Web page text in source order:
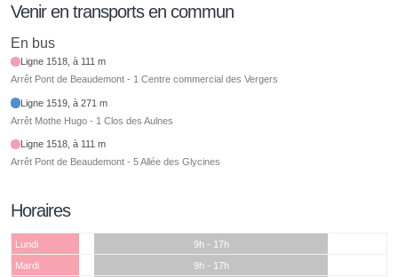
Venir en transports en commun
En bus
Ligne 1518, à 111 m
Arrêt Pont de Beaudemont - 1 Centre commercial des Vergers
Ligne 1519, à 271 m
Arrêt Mothe Hugo - 1 Clos des Aulnes
Ligne 1518, à 111 m
Arrêt Pont de Beaudemont - 5 Allée des Glycines
Horaires
Lundi
9h - 17h
Mardi
9h - 17h